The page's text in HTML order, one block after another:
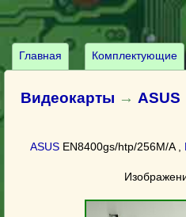
Главная Комплектующие
Видеокарты → ASUS
ASUS EN8400gs/htp/256M/A ,